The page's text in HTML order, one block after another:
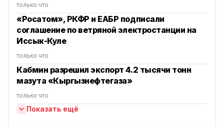
только что
«Росатом», РКФР и ЕАБР подписали
соглашение по ветряной электростанции на
Иссык-Куле
только что
Кабмин разрешил экспорт 4.2 тысячи тонн
мазута «Кыргызнефтегаза»
только что
Показать ещё